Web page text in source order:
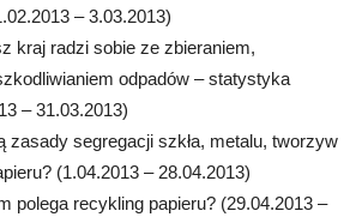
– 3.03.2013)
kraj radzi sobie ze zbieraniem,
odpadów – statystyka
– 31.03.2013)
zasady segregacji szkła, metalu, tworzyw
(1.04.2013 – 28.04.2013)
polega recykling papieru? (29.04.2013 –